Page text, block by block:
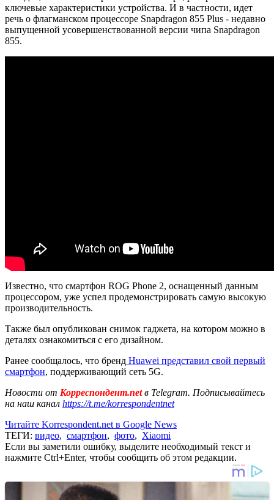
ключевые характеристики устройства. И в частности, идет
речь о флагманском процессоре Snapdragon 855 Plus - недавно
выпущенной усовершенствованной версии чипа Snapdragon
855.
Известно, что смартфон ROG Phone 2, оснащенный данным
процессором, уже успел продемонстрировать самую высокую
производительность.
Также был опубликован снимок гаджета, на котором можно в
деталях ознакомиться с его дизайном.
Ранее сообщалось, что бренд Huawei представил свой первый
смартфон, поддерживающий сеть 5G.
Новости от Корреспондент.netв Telegram. Подписывайтесь
на наш канал https://t.me/korrespondentnet
Читайте Korrespondent.net в Google News
ТЕГИ: видео, смартфон, фото, Xiaomi
Если вы заметили ошибку, выделите необходимый текст и
нажмите Ctrl+Enter, чтобы сообщить об этом редакции.